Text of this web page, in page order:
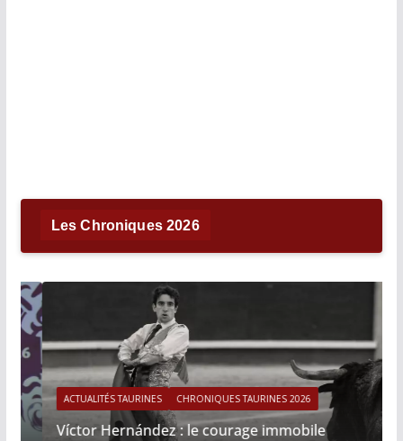
Les Chroniques 2026
ACTUALITÉS TAURINES CHRONIQUES TAURINES 2026
Víctor Hernández : le courage immobile